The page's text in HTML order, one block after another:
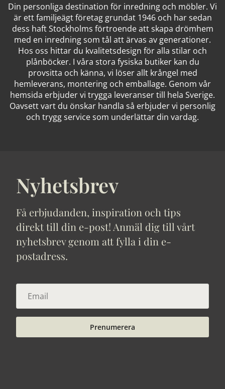
Din personliga destination för inredning och möbler. Vi
är ett familjeägt företag grundat 1946 och har sedan
dess haft Stockholms förtroende att skapa drömhem
med en inredning som tål att ärvas av generationer.
Hos oss hittar du kvalitetsdesign för alla stilar och
plånböcker. I våra stora fysiska butiker kan du
provsitta och känna, vi löser allt krångel med
hemleverans, montering och emballage. Genom vår
hemsida erbjuder vi trygga leveranser till hela Sverige.
Oavsett vart du önskar handla så erbjuder vi personlig
och trygg service som underlättar din vardag.
Nyhetsbrev
Få erbjudanden, inspiration och tips
direkt till din e-post! Anmäl dig till vårt
nyhetsbrev genom att fylla i din e-
postadress.
Prenumerera